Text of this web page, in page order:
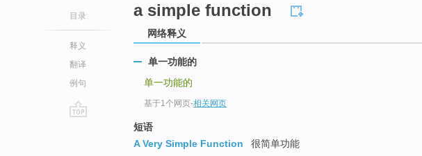
目录
释义
翻译
例句
a simple function
网络释义
单一功能的
单一功能的
基于1个网页-相关网页
短语
A Very Simple Function
很简单功能